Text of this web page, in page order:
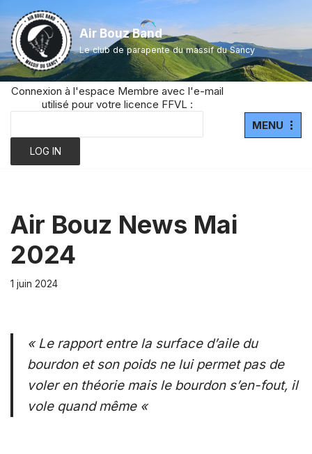
Aller
au
contenu
Air Bouz Band
Le club de parapente du massif du Sancy
Connexion à l'espace Membre avec l'e-mail
utilisé pour votre licence FFVL :
MENU
Air Bouz News Mai
2024
1 juin 2024
« Le rapport entre la surface d’aile du
bourdon et son poids ne lui permet pas de
voler en théorie mais le bourdon s’en-fout, il
vole quand même «